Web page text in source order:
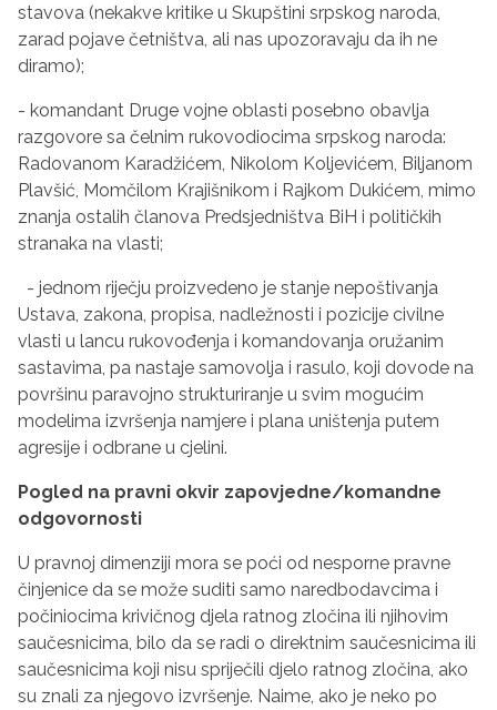
stavova (nekakve kritike u Skupštini srpskog naroda,
zarad pojave četništva, ali nas upozoravaju da ih ne
diramo);
- komandant Druge vojne oblasti posebno obavlja
razgovore sa čelnim rukovodiocima srpskog naroda:
Radovanom Karadžićem, Nikolom Koljevićem, Biljanom
Plavšić, Momčilom Krajišnikom i Rajkom Dukićem, mimo
znanja ostalih članova Predsjedništva BiH i političkih
stranaka na vlasti;
- jednom riječju proizvedeno je stanje nepoštivanja
Ustava, zakona, propisa, nadležnosti i pozicije civilne
vlasti u lancu rukovođenja i komandovanja oružanim
sastavima, pa nastaje samovolja i rasulo, koji dovode na
površinu paravojno strukturiranje u svim mogućim
modelima izvršenja namjere i plana uništenja putem
agresije i odbrane u cjelini.
Pogled na pravni okvir zapovjedne/komandne
odgovornosti
U pravnoj dimenziji mora se poći od nesporne pravne
činjenice da se može suditi samo naredbodavcima i
počiniocima krivičnog djela ratnog zločina ili njihovim
saučesnicima, bilo da se radi o direktnim saučesnicima ili
saučesnicima koji nisu spriječili djelo ratnog zločina, ako
su znali za njegovo izvršenje. Naime, ako je neko po